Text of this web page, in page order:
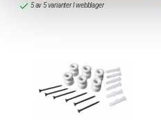
5 av 5 varianter I webblager